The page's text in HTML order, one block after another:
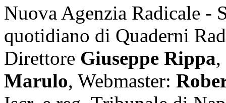
Nuova Agenzia Radicale -
quotidiano di Quaderni
Direttore Giuseppe Rippa,
Marulo, Webmaster: